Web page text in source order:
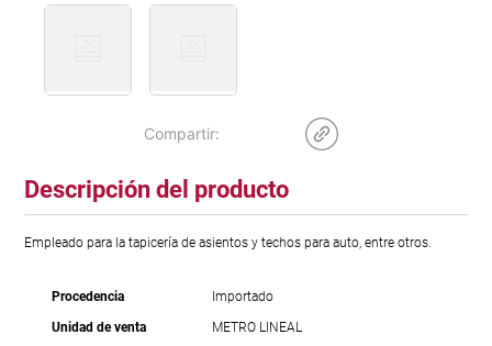
Descripción del producto
Empleado para la tapicería de asientos y techos para auto, entre otros.
Procedencia
Importado
Unidad de venta
METRO LINEAL